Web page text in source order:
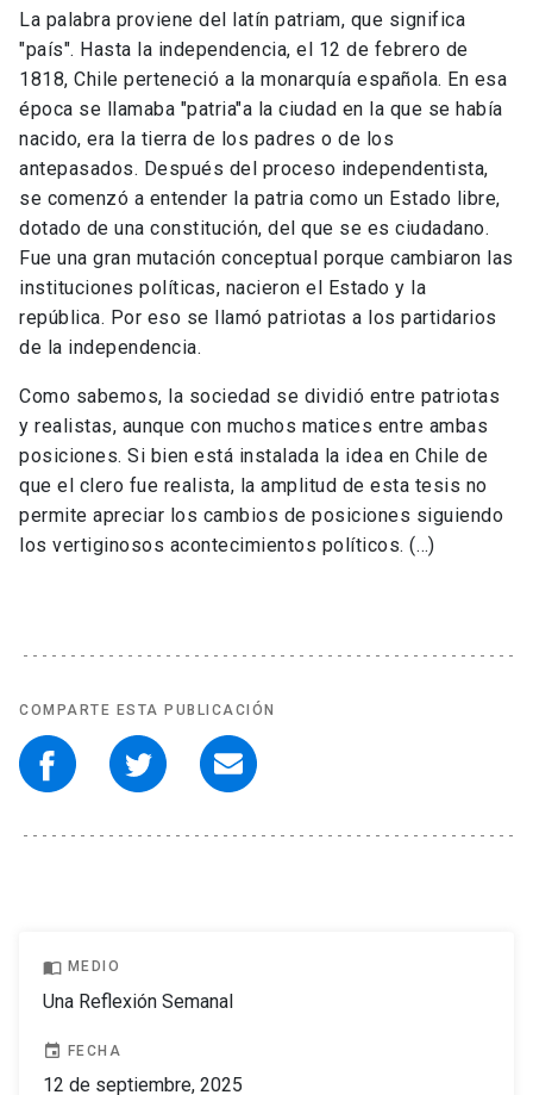
La palabra proviene del latín patriam, que significa
"país". Hasta la independencia, el 12 de febrero de
1818, Chile perteneció a la monarquía española. En esa
época se llamaba "patria"a la ciudad en la que se había
nacido, era la tierra de los padres o de los
antepasados. Después del proceso independentista,
se comenzó a entender la patria como un Estado libre,
dotado de una constitución, del que se es ciudadano.
Fue una gran mutación conceptual porque cambiaron las
instituciones políticas, nacieron el Estado y la
república. Por eso se llamó patriotas a los partidarios
de la independencia.
Como sabemos, la sociedad se dividió entre patriotas
y realistas, aunque con muchos matices entre ambas
posiciones. Si bien está instalada la idea en Chile de
que el clero fue realista, la amplitud de esta tesis no
permite apreciar los cambios de posiciones siguiendo
los vertiginosos acontecimientos políticos. (…)
COMPARTE ESTA PUBLICACIÓN
import_contacts MEDIO
Una Reflexión Semanal
event FECHA
12 de septiembre, 2025